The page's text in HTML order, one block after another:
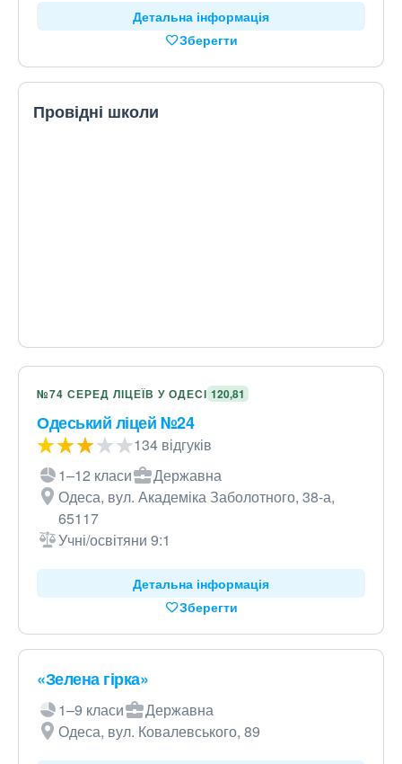
Детальна інформація
Зберегти
Провідні школи
№74 СЕРЕД ЛІЦЕЇВ У ОДЕСІ 120,81
Одеський ліцей №24
134 відгуків
1–12 класи
Державна
Одеса, вул. Академіка Заболотного, 38-а,
65117
Учні/освітяни 9:1
Детальна інформація
Зберегти
«Зелена гірка»
1–9 класи
Державна
Одеса, вул. Ковалевського, 89